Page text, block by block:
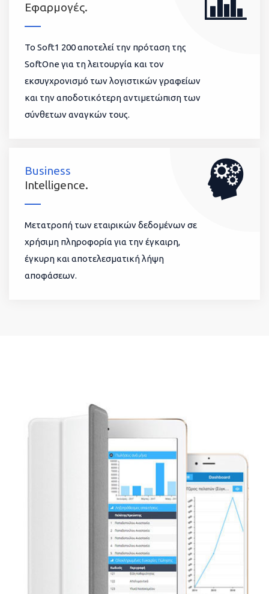
Εφαρμογές.
To Soft1 200 αποτελεί την πρόταση της
SoftOne για τη λειτουργία και τον
εκσυγχρονισμό των λογιστικών γραφείων
και την αποδοτικότερη αντιμετώπιση των
σύνθετων αναγκών τους.
Business
Intelligence.
Μετατροπή των εταιρικών δεδομένων σε
χρήσιμη πληροφορία για την έγκαιρη,
έγκυρη και αποτελεσματική λήψη
αποφάσεων.